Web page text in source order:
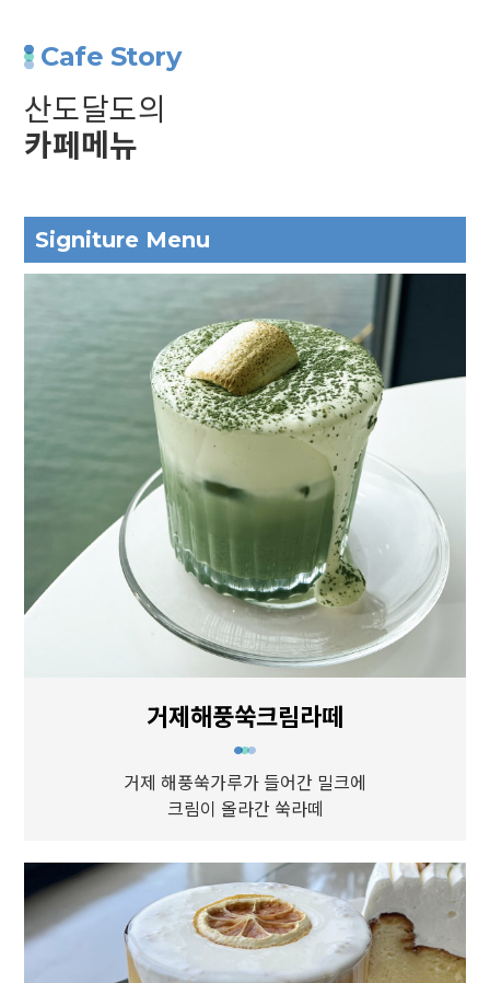
Cafe Story
산도달도의
카페메뉴
Signiture Menu
거제해풍쑥크림라떼
거제 해풍쑥가루가 들어간 밀크에
크림이 올라간 쑥라떼